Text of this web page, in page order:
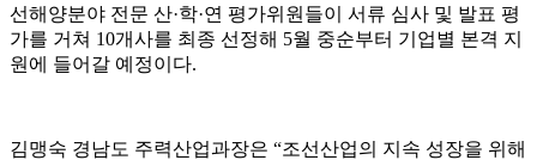
선해양분야 전문 산·학·연 평가위원들이 서류 심사 및 발표 평
가를 거쳐 10개사를 최종 선정해 5월 중순부터 기업별 본격 지
원에 들어갈 예정이다.
김맹숙 경남도 주력산업과장은 “조선산업의 지속 성장을 위해